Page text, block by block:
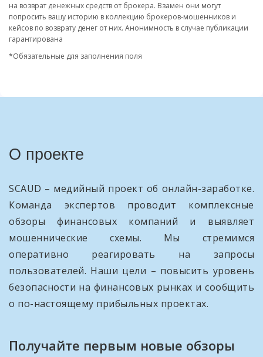
на возврат денежных средств от брокера. Взамен они могут
попросить вашу историю в коллекцию брокеров-мошенников и
кейсов по возврату денег от них. Анонимность в случае публикации
гарантирована
*Обязательные для заполнения поля
О проекте
SCAUD – медийный проект об онлайн-заработке.
Команда экспертов проводит комплексные
обзоры финансовых компаний и выявляет
мошеннические схемы. Мы стремимся
оперативно реагировать на запросы
пользователей. Наши цели – повысить уровень
безопасности на финансовых рынках и сообщить
о по-настоящему прибыльных проектах.
Получайте первым новые обзоры